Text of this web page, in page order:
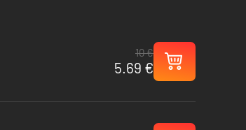
10 €
5.69 €